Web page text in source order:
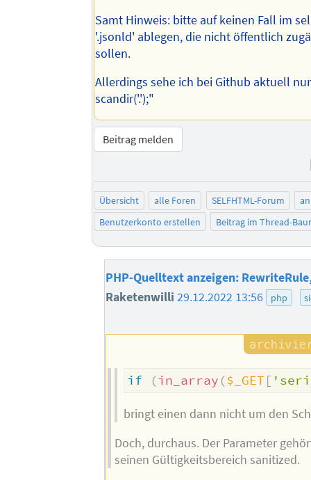
Samt Hinweis: bitte auf keinen Fall im
'.jsonld' ablegen, die nicht öffentlich
sollen.
Allerdings sehe ich bei Github aktuell
scandir('.');"
Beitrag melden
Übersicht alle Foren SELFHTML-Forum
Benutzerkonto erstellen
Beitrag im Thread-
PHP-Quelltext anzeigen:
Raketenwilli29.12.2022 13:56 php
if (in_array ($_GET [
bringt einen dann nicht um den
Doch, durchaus. Der Parameter
seinen Gültigkeitsbereich sanitized.